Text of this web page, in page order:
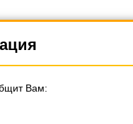
Вам: